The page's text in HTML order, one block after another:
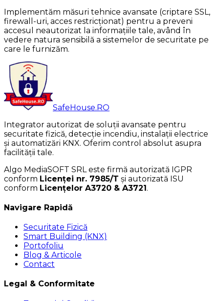
Implementăm măsuri tehnice avansate (criptare SSL,
firewall-uri, acces restricționat) pentru a preveni
accesul neautorizat la informațiile tale, având în
vedere natura sensibilă a sistemelor de securitate pe
care le furnizăm.
SafeHouse.RO
Integrator autorizat de soluții avansate pentru
securitate fizică, detecție incendiu, instalații electrice
și automatizări KNX. Oferim control absolut asupra
facilității tale.
Algo MediaSOFT SRL este firmă autorizată IGPR
conform Licenței nr. 7985/T și autorizată ISU
conform Licențelor A3720 & A3721.
Navigare Rapidă
Securitate Fizică
Smart Building (KNX)
Portofoliu
Blog & Articole
Contact
Legal & Conformitate